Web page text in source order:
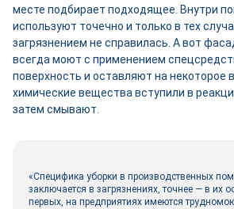
месте подбирает подходящее. Внутри
используют точечно и только в тех
загрязнением не справилась. А вот
всегда моют с применением
поверхность и оставляют на некоторое
химические вещества вступили в
затем смывают.
«Специфика уборки в производственных
заключается в загрязнениях, точнее — в их
первых, на предприятиях имеются